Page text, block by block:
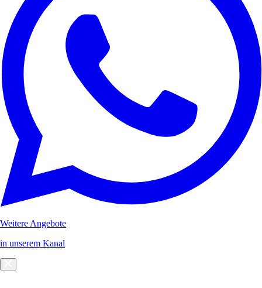
Weitere Angebote
in unserem Kanal